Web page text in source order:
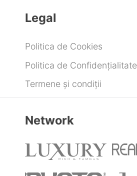
Legal
Politica de Cookies
Politica de Confidențialitate
Termene și condiții
Network